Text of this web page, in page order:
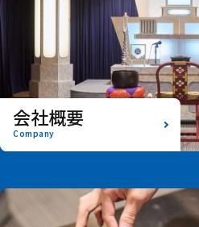
会社概要
Company